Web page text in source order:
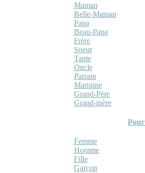
Maman
Belle-Maman
Papa
Beau-Papa
Frère
Soeur
Tante
Oncle
Parrain
Marraine
Grand-Père
Grand-mère
Femme
Homme
Fille
Garçon